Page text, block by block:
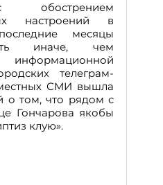
настроений в
месяцы
иначе, чем
информационной
телеграм-
СМИ вышла
о том, что рядом с
Гончарова якобы
клую».